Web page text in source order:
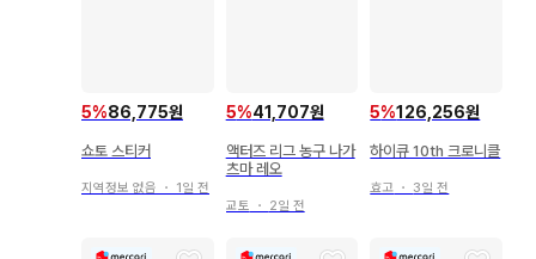
5%86,775원
쇼토 스티커
지역정보 없음 ・ 1일 전
5%41,707원
액터즈 리그 농구 나가
츠마 레오
교토 ・ 2일 전
5%126,256원
하이큐 10th 크로니클
효고 ・ 3일 전